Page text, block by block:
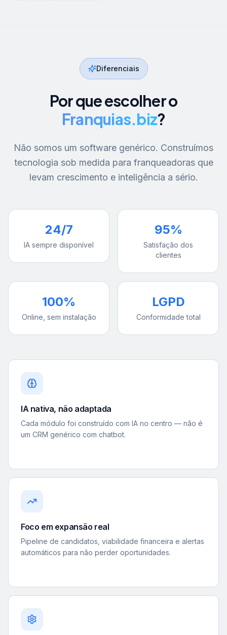
Diferenciais
Por que escolher o
Franquias.biz?
Não somos um software genérico. Construímos
tecnologia sob medida para franqueadoras que
levam crescimento e inteligência a sério.
24/7
IA sempre disponível
95%
Satisfação dos
clientes
100%
Online, sem instalação
LGPD
Conformidade total
IA nativa, não adaptada
Cada módulo foi construído com IA no centro — não é
um CRM genérico com chatbot.
Foco em expansão real
Pipeline de candidatos, viabilidade financeira e alertas
automáticos para não perder oportunidades.